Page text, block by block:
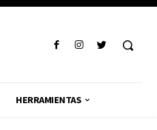
HERRAMIENTAS